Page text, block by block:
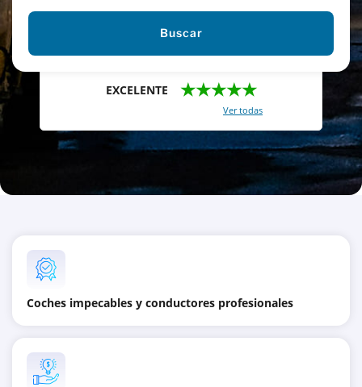
Buscar
EXCELENTE ★★★★★
Ver todas
Coches impecables y conductores profesionales